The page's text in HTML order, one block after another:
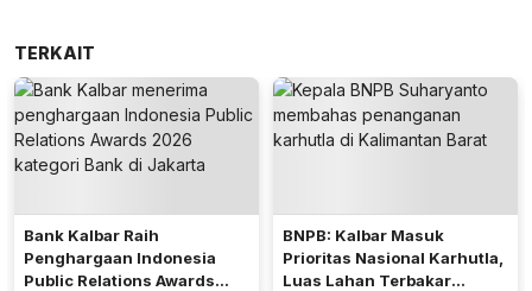
TERKAIT
Bank Kalbar Raih
Penghargaan Indonesia
Public Relations Awards
BNPB: Kalbar Masuk
Prioritas Nasional Karhutla,
Luas Lahan Terbakar